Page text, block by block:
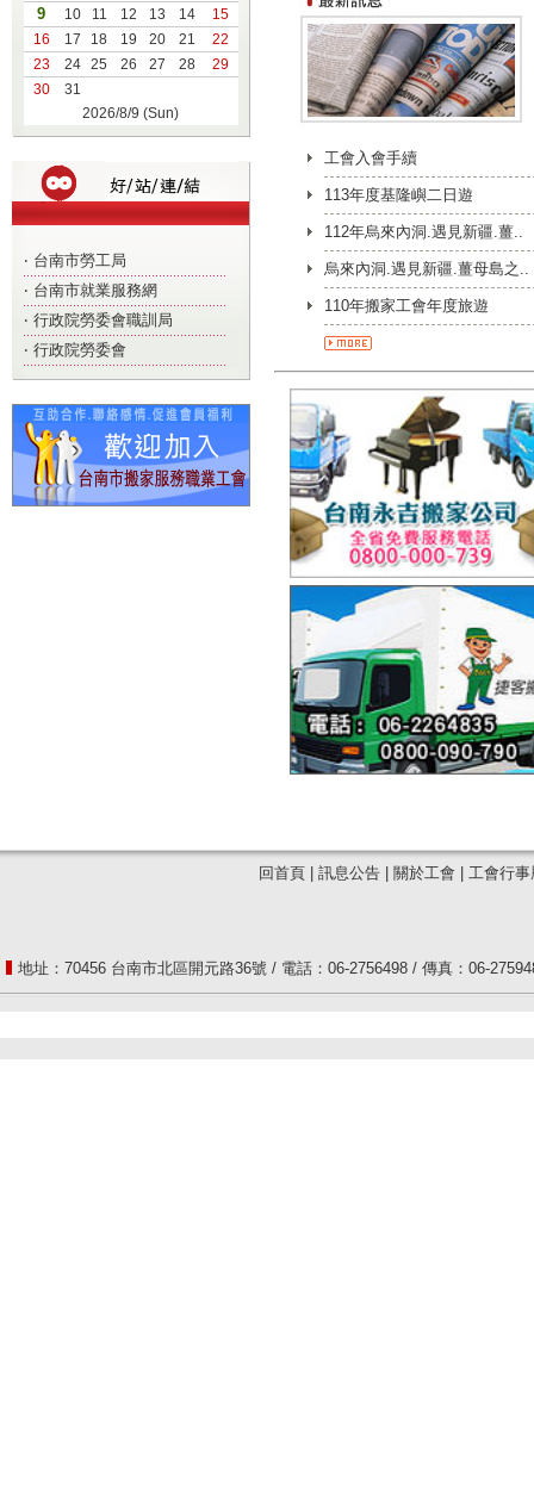
9 10 11 12 13 14
15
16
17 18 19 20 21
22
23
24 25 26 27 28
29
30
31
2026/8/9 (Sun)
‧ 台南市勞工局
‧ 台南市就業服務網
‧ 行政院勞委會職訓局
‧ 行政院勞委會
搬好家 找捷客搬家
捷客專線：0800-090-
住址 : 台南市安平區府
本網站係台南市搬家服
宜，請與工會連絡，若
絡，電話06-2983073
台南市政府為加強服務
工夜間諮詢服務中心」
線：06-2159550 傳真
〈三〉勞資爭議案件申
台南市總工會聘請律
服務廣大勞工朋友各
10：00~12：00 陳明
請各職業工會會員、員
局服務台 勞工服務中
內容：〈一〉勞工法令
〈四〉就業輔導及職業
關勞工諮詢服務事項
刑事法律問題 〈二〉
的維護 諮詢律師：陳
請各職業工會失業之會
務時間：周二下午三
廠商求才登記 〈三〉
請善加宣傳使用「勞工
〈一〉勞工退休金新制
工會入會手續
113年度基隆嶼二日遊
112年烏來內洞.遇見新疆.薑..
烏來內洞.遇見新疆.薑母島之..
110年搬家工會年度旅遊
回首頁 |訊息公告 |關於工會 | 工會行事
地址：70456 台南市北區開元路36號 / 電話：06-2756498 / 傳真：06-